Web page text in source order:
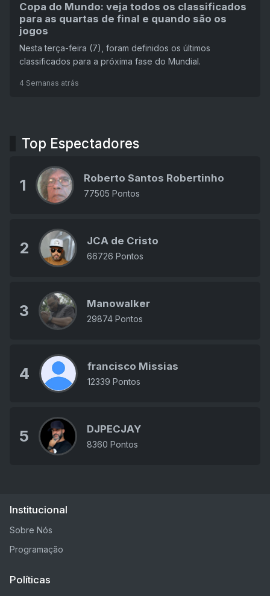
Copa do Mundo: veja todos os classificados
para as quartas de final e quando são os
jogos
Nesta terça-feira (7), foram definidos os últimos
classificados para a próxima fase do Mundial.
4 Semanas atrás
Top Espectadores
1 Roberto Santos Robertinho
77505 Pontos
2 JCA de Cristo
66726 Pontos
3 Manowalker
29874 Pontos
4 francisco Missias
12339 Pontos
5 DJPECJAY
8360 Pontos
Institucional
Sobre Nós
Programação
Políticas